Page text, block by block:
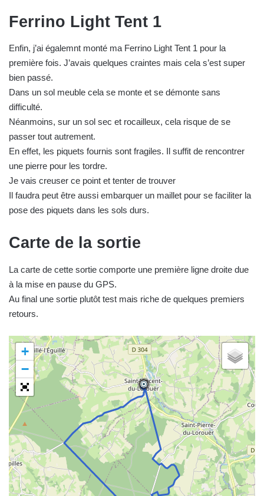
Ferrino Light Tent 1
Enfin, j’ai égalemnt monté ma Ferrino Light Tent 1 pour la
première fois. J’avais quelques craintes mais cela s’est super
bien passé.
Dans un sol meuble cela se monte et se démonte sans
difficulté.
Néanmoins, sur un sol sec et rocailleux, cela risque de se
passer tout autrement.
En effet, les piquets fournis sont fragiles. Il suffit de rencontrer
une pierre pour les tordre.
Je vais creuser ce point et tenter de trouver
Il faudra peut être aussi embarquer un maillet pour se faciliter la
pose des piquets dans les sols durs.
Carte de la sortie
La carte de cette sortie comporte une première ligne droite due
à la mise en pause du GPS.
Au final une sortie plutôt test mais riche de quelques premiers
retours.
+
−